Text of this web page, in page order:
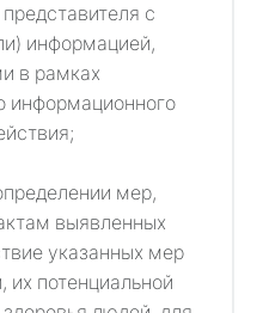
с
информацией,
в рамках
информационного
мер,
выявленных
указанных мер
потенциальной